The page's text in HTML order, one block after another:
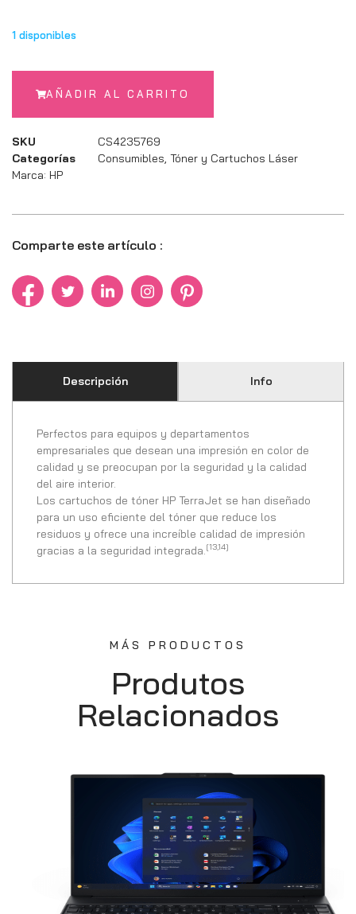
1 disponibles
AÑADIR AL CARRITO
SKU
CS4235769
Categorías
Consumibles Tóner y Cartuchos Láser
Marca: HP
Comparte este artículo :
Descripción Info
Perfectos para equipos y departamentos
empresariales que desean una impresión en color de
calidad y se preocupan por la seguridad y la calidad
del aire interior.
Los cartuchos de tóner HP TerraJet se han diseñado
para un uso eficiente del tóner que reduce los
residuos y ofrece una increíble calidad de impresión
gracias a la seguridad integrada. [13,14]
MÁS PRODUCTOS
Produtos
Relacionados